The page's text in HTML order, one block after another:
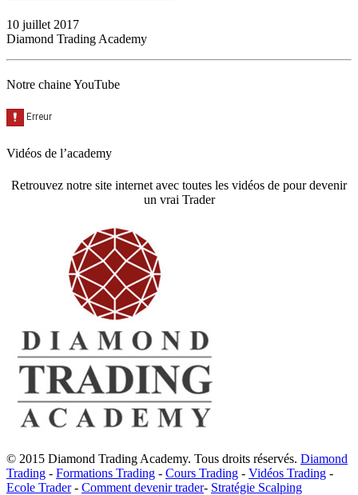
10 juillet 2017
Diamond Trading Academy
Notre chaine YouTube
Vidéos de l’academy
Retrouvez notre site internet avec toutes les vidéos de pour devenir
un vrai Trader
© 2015 Diamond Trading Academy. Tous droits réservés. Diamond
Trading - Formations Trading - Cours Trading - Vidéos Trading -
Ecole Trader- Comment devenir trader- Stratégie Scalping